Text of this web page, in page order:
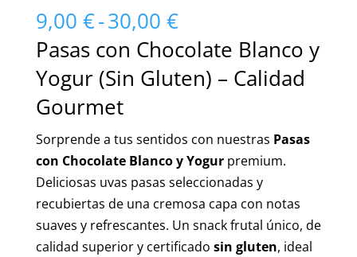
9,00 €-30,00 €Rango
de
precios:
desde
30,00 €
Pasas con Chocolate Blanco y
Yogur (Sin Gluten) – Calidad
Gourmet
Sorprende a tus sentidos con nuestras Pasas
con Chocolate Blanco y Yogurpremium.
Deliciosas uvas pasas seleccionadas y
recubiertas de una cremosa capa con notas
suaves y refrescantes. Un snack frutal único, de
calidad superior y certificado sin gluten, ideal